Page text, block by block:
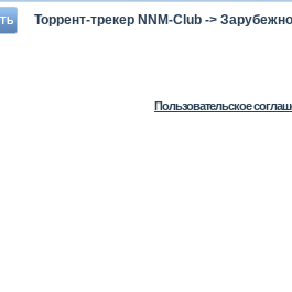
Торрент-трекер NNM-Club ->
Пользовательское